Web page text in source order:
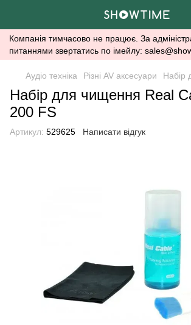
Компанія тимчасово не працює. За
питаннями звертатись по імейлу:
Аудіо техніка Різні AV аксесуари Набір
Набір для чищення Real
200 FS
Артикул: 529625 Написати відгук